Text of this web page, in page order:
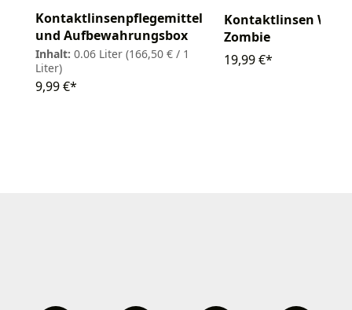
Kontaktlinsenpflegemittel
und Aufbewahrungsbox
Inhalt: 0.06 Liter (166,50 € / 1
Liter)
9,99 €*
Kontaktlinsen
Zombie
19,99 €*